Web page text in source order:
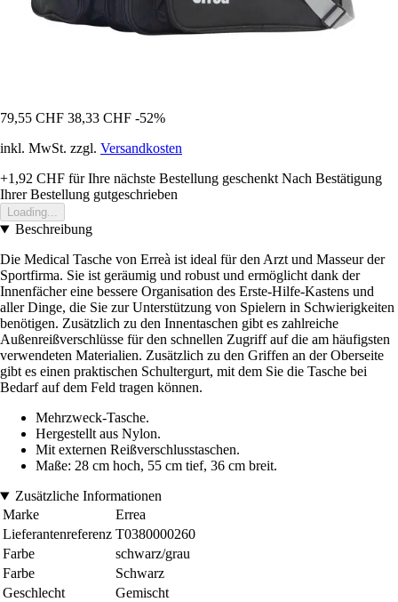
79,55 CHF 38,33 CHF -52%
inkl. MwSt. zzgl. Versandkosten
+1,92 CHF für Ihre nächste Bestellung geschenkt Nach Bestätigung
Ihrer Bestellung gutgeschrieben
Loading...
Beschreibung
Die Medical Tasche von Erreà ist ideal für den Arzt und Masseur der
Sportfirma. Sie ist geräumig und robust und ermöglicht dank der
Innenfächer eine bessere Organisation des Erste-Hilfe-Kastens und
aller Dinge, die Sie zur Unterstützung von Spielern in Schwierigkeiten
benötigen. Zusätzlich zu den Innentaschen gibt es zahlreiche
Außenreißverschlüsse für den schnellen Zugriff auf die am häufigsten
verwendeten Materialien. Zusätzlich zu den Griffen an der Oberseite
gibt es einen praktischen Schultergurt, mit dem Sie die Tasche bei
Bedarf auf dem Feld tragen können.
Mehrzweck-Tasche.
Hergestellt aus Nylon.
Mit externen Reißverschlusstaschen.
Maße: 28 cm hoch, 55 cm tief, 36 cm breit.
Zusätzliche Informationen
Marke
Errea
Lieferantenreferenz T0380000260
Farbe
schwarz/grau
Farbe
Schwarz
Geschlecht
Gemischt